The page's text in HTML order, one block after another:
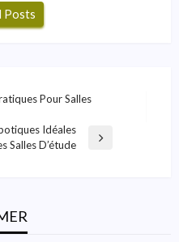
Posts
Pour Salles
Idéales
Salles D’étude